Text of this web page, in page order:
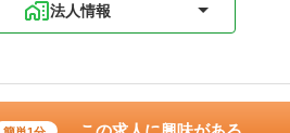
法人情報